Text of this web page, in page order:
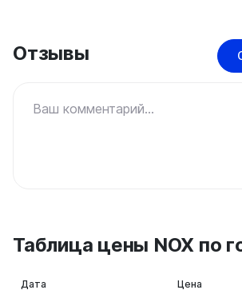
Отзывы
Ваш комментарий...
Таблица цены NOX по
Дата Цена